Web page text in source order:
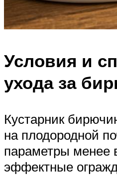
Условия и
ухода за
Кустарник
на плодородной
параметры
эффектные